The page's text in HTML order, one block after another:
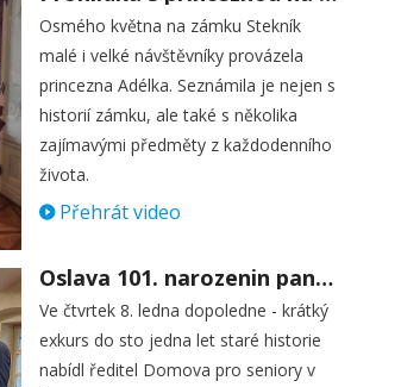
Osmého května na zámku Stekník
malé i velké návštěvníky provázela
princezna Adélka. Seznámila je nejen s
historií zámku, ale také s několika
zajímavými předměty z každodenního
života.
Přehrát video
Oslava 101. narozenin paní Věry Skořepové
Ve čtvrtek 8. ledna dopoledne - krátký
exkurs do sto jedna let staré historie
nabídl ředitel Domova pro seniory v